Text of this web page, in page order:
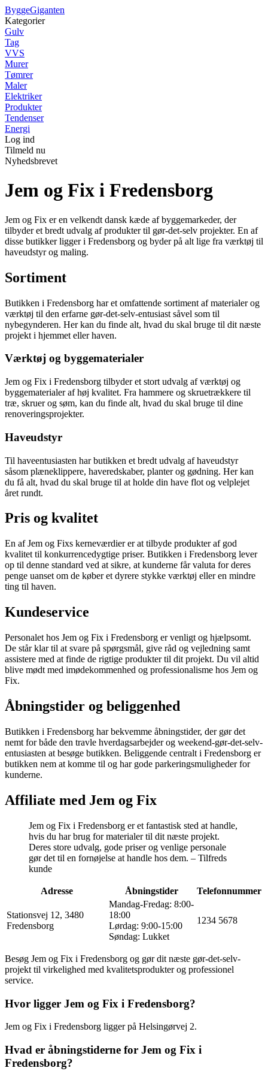
ByggeGiganten
Kategorier
Gulv
Tag
VVS
Murer
Tømrer
Maler
Elektriker
Produkter
Tendenser
Energi
Log ind
Tilmeld nu
Nyhedsbrevet
Jem og Fix i Fredensborg
Jem og Fix er en velkendt dansk kæde af byggemarkeder, der
tilbyder et bredt udvalg af produkter til gør-det-selv projekter. En af
disse butikker ligger i Fredensborg og byder på alt lige fra værktøj til
haveudstyr og maling.
Sortiment
Butikken i Fredensborg har et omfattende sortiment af materialer og
værktøj til den erfarne gør-det-selv-entusiast såvel som til
nybegynderen. Her kan du finde alt, hvad du skal bruge til dit næste
projekt i hjemmet eller haven.
Værktøj og byggematerialer
Jem og Fix i Fredensborg tilbyder et stort udvalg af værktøj og
byggematerialer af høj kvalitet. Fra hammere og skruetrækkere til
træ, skruer og søm, kan du finde alt, hvad du skal bruge til dine
renoveringsprojekter.
Haveudstyr
Til haveentusiasten har butikken et bredt udvalg af haveudstyr
såsom plæneklippere, haveredskaber, planter og gødning. Her kan
du få alt, hvad du skal bruge til at holde din have flot og velplejet
året rundt.
Pris og kvalitet
En af Jem og Fixs kerneværdier er at tilbyde produkter af god
kvalitet til konkurrencedygtige priser. Butikken i Fredensborg lever
op til denne standard ved at sikre, at kunderne får valuta for deres
penge uanset om de køber et dyrere stykke værktøj eller en mindre
ting til haven.
Kundeservice
Personalet hos Jem og Fix i Fredensborg er venligt og hjælpsomt.
De står klar til at svare på spørgsmål, give råd og vejledning samt
assistere med at finde de rigtige produkter til dit projekt. Du vil altid
blive mødt med imødekommenhed og professionalisme hos Jem og
Fix.
Åbningstider og beliggenhed
Butikken i Fredensborg har bekvemme åbningstider, der gør det
nemt for både den travle hverdagsarbejder og weekend-gør-det-selv-
entusiasten at besøge butikken. Beliggende centralt i Fredensborg er
butikken nem at komme til og har gode parkeringsmuligheder for
kunderne.
Affiliate med Jem og Fix
Jem og Fix i Fredensborg er et fantastisk sted at handle,
hvis du har brug for materialer til dit næste projekt.
Deres store udvalg, gode priser og venlige personale
gør det til en fornøjelse at handle hos dem. – Tilfreds
kunde
Adresse Åbningstider Telefonnummer
Stationsvej 12, 3480
Fredensborg
Mandag-Fredag: 8:00-
18:00
Lørdag: 9:00-15:00
Søndag: Lukket
1234 5678
Besøg Jem og Fix i Fredensborg og gør dit næste gør-det-selv-
projekt til virkelighed med kvalitetsprodukter og professionel
service.
Hvor ligger Jem og Fix i Fredensborg?
Jem og Fix i Fredensborg ligger på Helsingørvej 2.
Hvad er åbningstiderne for Jem og Fix i
Fredensborg?